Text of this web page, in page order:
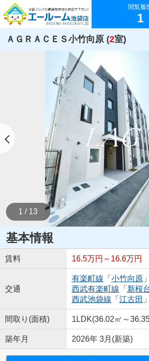
閲覧履
1
ＡＧＲＡＣＥＳ小竹向原 (2室)
1 / 13
基本情報
賃料 16.5万円～16.6万円
交通
有楽町線 「 小竹向原
西武有楽町線 「 新桜
西武池袋線 「 江古田
間取り(面積) 1LDK(36.02㎡～
築年月 2026年 3月(新築)